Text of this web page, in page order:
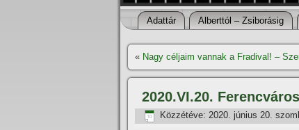
Adattár Alberttól – Zsiborásig
« Nagy céljaim vannak a Fradival! –
2020.VI.20.
Közzétéve: 2020. június 20.